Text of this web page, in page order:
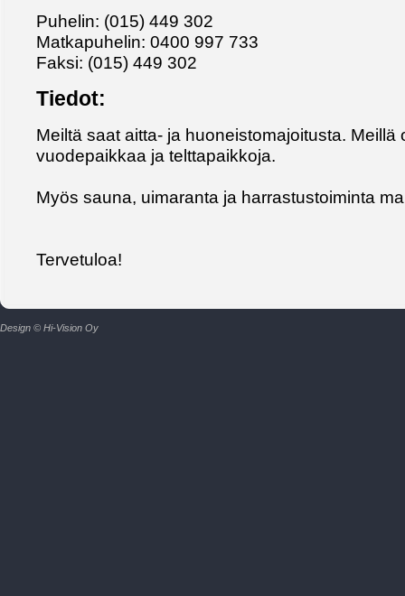
Puhelin: (015) 449 302
Matkapuhelin: 0400 997 733
Faksi: (015) 449 302
Tiedot:
Meiltä saat aitta- ja huoneistomajoitusta. Meillä
vuodepaikkaa ja telttapaikkoja.
Myös sauna, uimaranta ja harrastustoiminta
Tervetuloa!
Design © Hi-Vision Oy